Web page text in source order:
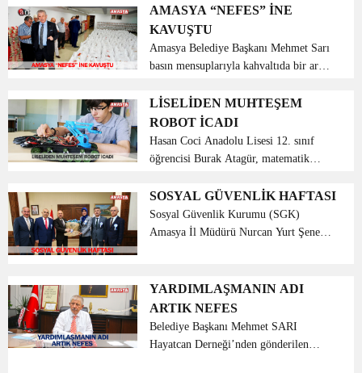
bantlardan gelen kirazlar boy boy ve
kalite kalite ayrılarak, soğutulduktan
sonra pa...
AMASYA “NEFES” İNE
KAVUŞTU
Amasya Belediye Başkanı Mehmet Sarı
basın mensuplarıyla kahvaltıda bir araya
çalışmaların bir değerlendirmesini
yaptı. Akabinde ‘Ses sizden nefes
bizden’ sloganıyla kur...
LİSELİDEN MUHTEŞEM
ROBOT İCADI
Hasan Coci Anadolu Lisesi 12. sınıf
öğrencisi Burak Atagür, matematik
danışmanlığında, TÜBİTAK 4006
Bilim Fuarı kapsamında, kodlama
yaparak basit el hareketiyle kontrol
SOSYAL GÜVENLİK HAFTASI
Sosyal Güvenlik Kurumu (SGK)
Amasya İl Müdürü Nurcan Yurt Şenel
Dr. Osman Varol’u ziyaret etti. Vali
Varol, istihda...
YARDIMLAŞMANIN ADI
ARTIK NEFES
Belediye Başkanı Mehmet SARI
Hayatcan Derneği’nden gönderilen